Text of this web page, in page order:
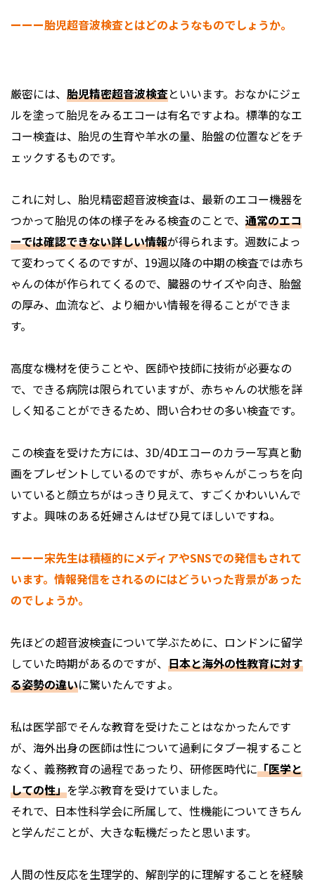
ーーー胎児超音波検査とはどのようなものでしょうか。
厳密には、 胎児精密超音波検査といいます。おなかにジェ
ルを塗って胎児をみるエコーは有名ですよね。標準的なエ
コー検査は、胎児の生育や羊水の量、胎盤の位置などをチ
ェックするものです。
これに対し、胎児精密超音波検査は、最新のエコー機器を
つかって胎児の体の様子をみる検査のことで、 通常のエコ
ーでは確認できない詳しい情報が得られます。週数によっ
て変わってくるのですが、19週以降の中期の検査では赤ち
ゃんの体が作られてくるので、臓器のサイズや向き、胎盤
の厚み、血流など、より細かい情報を得ることができま
す。
高度な機材を使うことや、医師や技師に技術が必要なの
で、できる病院は限られていますが、赤ちゃんの状態を詳
しく知ることができるため、問い合わせの多い検査です。
この検査を受けた方には、3D/4Dエコーのカラー写真と動
画をプレゼントしているのですが、赤ちゃんがこっちを向
いていると顔立ちがはっきり見えて、すごくかわいいんで
すよ。興味のある妊婦さんはぜひ見てほしいですね。
ーーー宋先生は積極的にメディアやSNSでの発信もされて
います。情報発信をされるのにはどういった背景があった
のでしょうか。
先ほどの超音波検査について学ぶために、ロンドンに留学
していた時期があるのですが、 日本と海外の性教育に対す
る姿勢の違いに驚いたんですよ。
私は医学部でそんな教育を受けたことはなかったんです
が、海外出身の医師は性について過剰にタブー視すること
なく、義務教育の過程であったり、研修医時代に「医学と
しての性」を学ぶ教育を受けていました。
それで、日本性科学会に所属して、性機能についてきちん
と学んだことが、大きな転機だったと思います。
人間の性反応を生理学的、解剖学的に理解することを経験